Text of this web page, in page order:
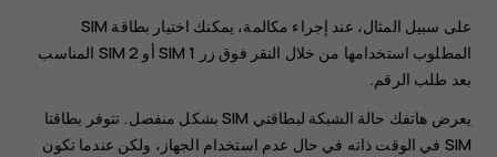
على سبيل المثال، عند إجراء مكالمة، يمكنك اختيار بطاقة SIM
المطلوب استخدامها من خلال النقر فوق زر SIM 1 أو SIM 2 المناسب
بعد طلب الرقم.
يعرض هاتفك حالة الشبكة لبطاقتي SIM بشكل منفصل. تتوفر بطاقتا
SIM في الوقت ذاته في حال عدم استخدام الجهاز، ولكن عندما تكون